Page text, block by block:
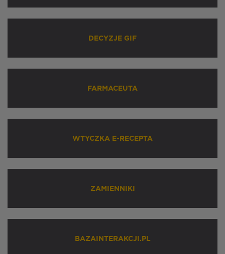
DECYZJE GIF
FARMACEUTA
WTYCZKA E-RECEPTA
ZAMIENNIKI
BAZAINTERAKCJI.PL